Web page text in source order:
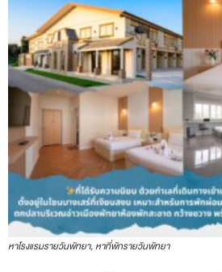
หาโรงแรมรายวันพัทยา, หาที่พักรายวันพัทยา